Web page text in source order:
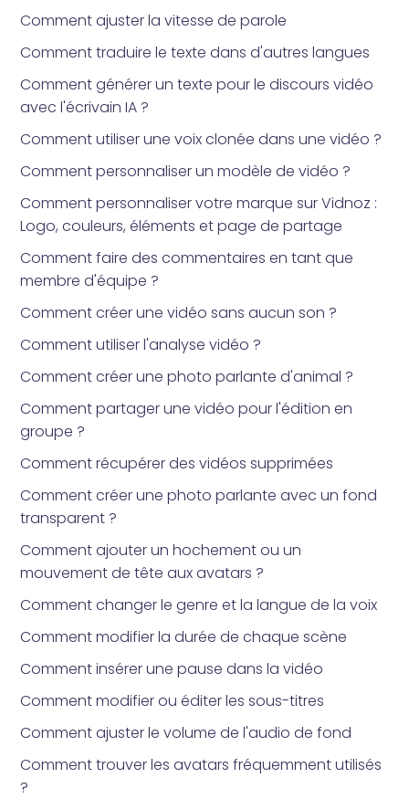
Comment ajuster la vitesse de parole
Comment traduire le texte dans d'autres langues
Comment générer un texte pour le discours vidéo
avec l'écrivain IA ?
Comment utiliser une voix clonée dans une vidéo ?
Comment personnaliser un modèle de vidéo ?
Comment personnaliser votre marque sur Vidnoz :
Logo, couleurs, éléments et page de partage
Comment faire des commentaires en tant que
membre d'équipe ?
Comment créer une vidéo sans aucun son ?
Comment utiliser l'analyse vidéo ?
Comment créer une photo parlante d'animal ?
Comment partager une vidéo pour l'édition en
groupe ?
Comment récupérer des vidéos supprimées
Comment créer une photo parlante avec un fond
transparent ?
Comment ajouter un hochement ou un
mouvement de tête aux avatars ?
Comment changer le genre et la langue de la voix
Comment modifier la durée de chaque scène
Comment insérer une pause dans la vidéo
Comment modifier ou éditer les sous-titres
Comment ajuster le volume de l'audio de fond
Comment trouver les avatars fréquemment utilisés
?